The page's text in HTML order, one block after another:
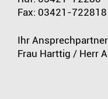
Fax: 03421-722818
Ihr
Frau Harttig / Herr